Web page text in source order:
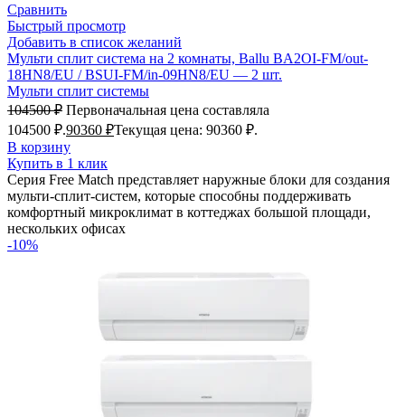
Сравнить
Быстрый просмотр
Добавить в список желаний
Мульти сплит система на 2 комнаты, Ballu BA2OI-FM/out-
18HN8/EU / BSUI-FM/in-09HN8/EU — 2 шт.
Мульти сплит системы
104500₽ Первоначальная цена составляла
104500 ₽.90360 ₽Текущая цена: 90360 ₽.
В корзину
Купить в 1 клик
Серия Free Match представляет наружные блоки для создания
мульти-сплит-систем, которые способны поддерживать
комфортный микроклимат в коттеджах большой площади,
нескольких офисах
-10%